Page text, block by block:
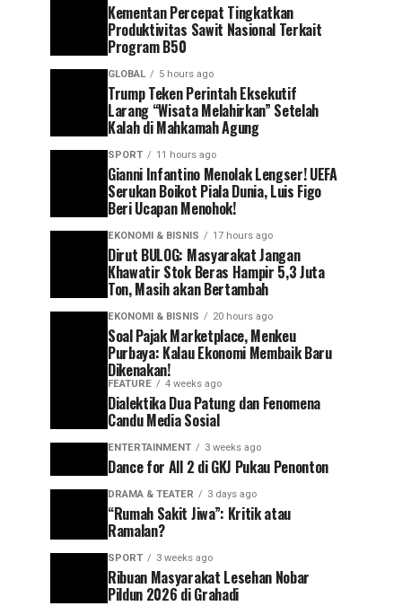
Kementan Percepat Tingkatkan
Produktivitas Sawit Nasional Terkait
Program B50
GLOBAL 5 hours ago
Trump Teken Perintah Eksekutif
Larang “Wisata Melahirkan” Setelah
Kalah di Mahkamah Agung
SPORT 11 hours ago
Gianni Infantino Menolak Lengser! UEFA
Serukan Boikot Piala Dunia, Luis Figo
Beri Ucapan Menohok!
EKONOMI & BISNIS 17 hours ago
Dirut BULOG: Masyarakat Jangan
Khawatir Stok Beras Hampir 5,3 Juta
Ton, Masih akan Bertambah
EKONOMI & BISNIS 20 hours ago
Soal Pajak Marketplace, Menkeu
Purbaya: Kalau Ekonomi Membaik Baru
Dikenakan!
FEATURE 4 weeks ago
Dialektika Dua Patung dan Fenomena
Candu Media Sosial
ENTERTAINMENT 3 weeks ago
Dance for All 2 di GKJ Pukau Penonton
DRAMA & TEATER 3 days ago
“Rumah Sakit Jiwa”: Kritik atau
Ramalan?
SPORT 3 weeks ago
Ribuan Masyarakat Lesehan Nobar
Pildun 2026 di Grahadi